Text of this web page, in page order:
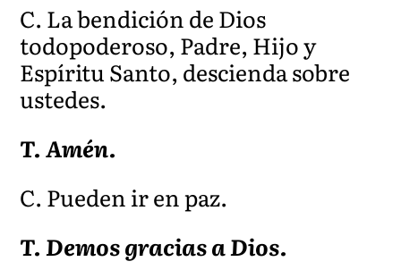
C. La bendición de Dios
todopoderoso, Padre, Hijo y
Espíritu Santo, descienda sobre
ustedes.
T. Amén.
C. Pueden ir en paz.
T. Demos gracias a Dios.